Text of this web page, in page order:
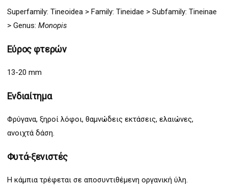
Superfamily: Tineoidea > Family: Tineidae > Subfamily: Tineinae
> Genus: Monopis
Εύρος φτερών
13-20 mm
Ενδιαίτημα
Φρύγανα, ξηροί λόφοι, θαμνώδεις εκτάσεις, ελαιώνες,
ανοιχτά δάση.
Φυτά-ξενιστές
Η κάμπια τρέφεται σε αποσυντιθέμενη οργανική ύλη.